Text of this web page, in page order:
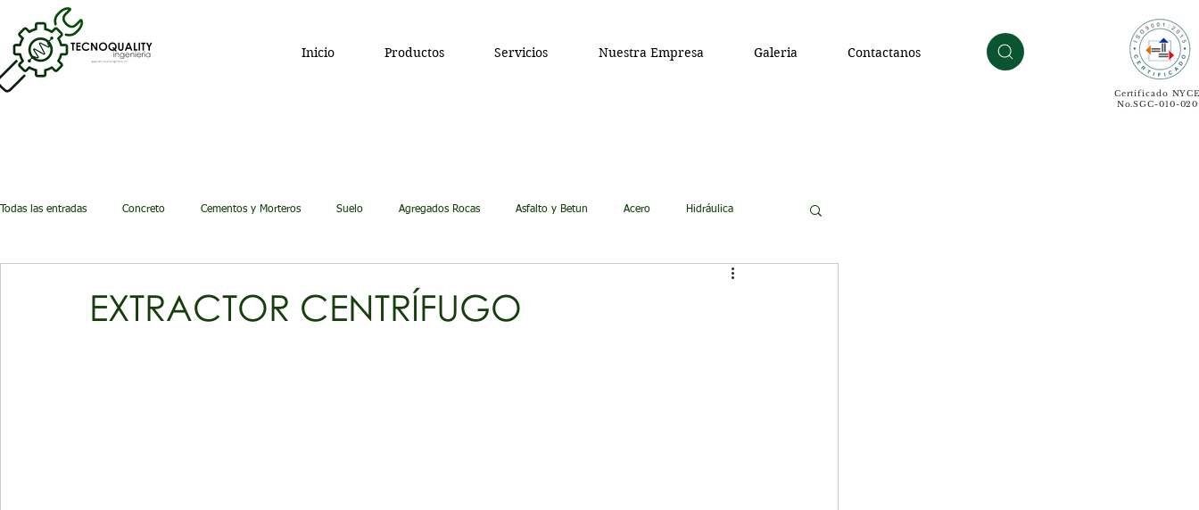
Inicio Productos Servicios Nuestra Empresa Galeria Contactanos
Certificado
No.SGC-010-020
Todas las entradas Concreto Cementos y Morteros Suelo Agregados Rocas Asfalto y Betun Acero Hidráulica
EXTRACTOR CENTRÍFUGO